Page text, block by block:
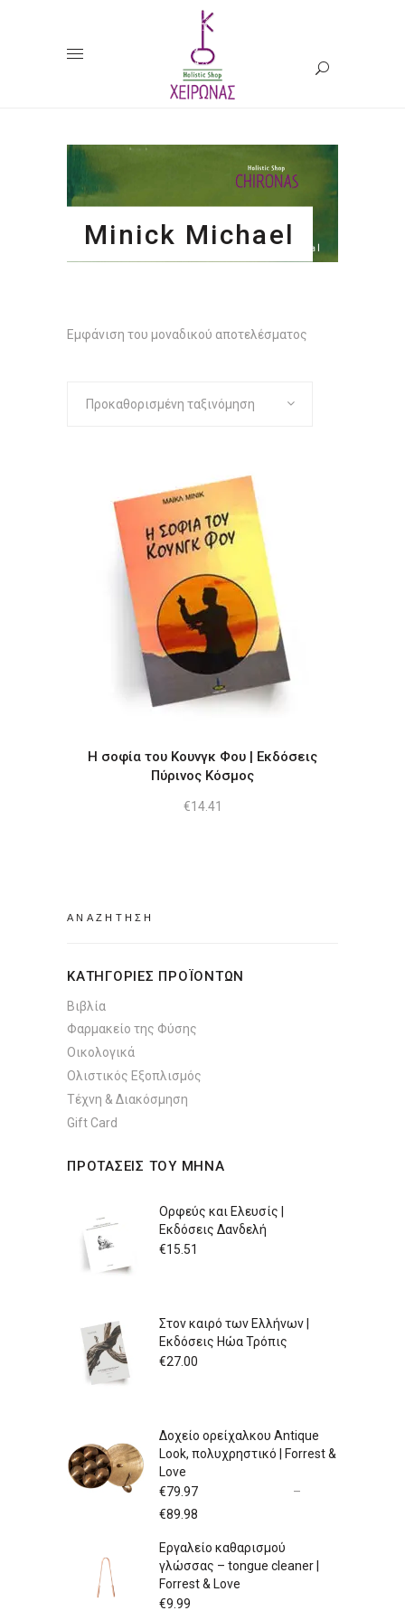
Minick Michael
Εμφάνιση του μοναδικού αποτελέσματος
Προκαθορισμένη ταξινόμηση
Η σοφία του Κουνγκ Φου | Εκδόσεις
Πύρινος Κόσμος
€14.41
ΚΑΤΗΓΟΡΙΕΣ ΠΡΟΪΟΝΤΩΝ
Βιβλία
Φαρμακείο της Φύσης
Οικολογικά
Ολιστικός Εξοπλισμός
Τέχνη & Διακόσμηση
Gift Card
ΠΡΟΤΑΣΕΙΣ ΤΟΥ ΜΗΝΑ
Ορφεύς και Ελευσίς |
Εκδόσεις Δανδελή
€15.51
Στον καιρό των Ελλήνων |
Εκδόσεις Ηώα Τρόπις
€27.00
Δοχείο ορείχαλκου Antique
Look, πολυχρηστικό | Forrest &
Love
€79.97
–
€89.98
through
Εργαλείο καθαρισμού
γλώσσας – tongue cleaner |
Forrest & Love
€9.99